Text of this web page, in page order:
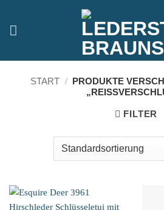
springen
START / PRODUKTE
FILTER